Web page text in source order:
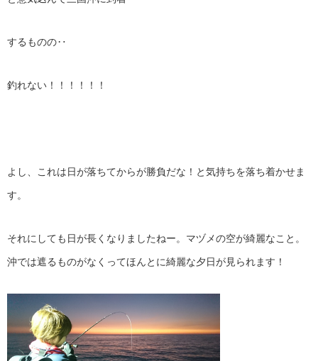
するものの‥
釣れない！！！！！！
よし、これは日が落ちてからが勝負だな！と気持ちを落ち着かせま
す。
それにしても日が長くなりましたねー。マヅメの空が綺麗なこと。
沖では遮るものがなくってほんとに綺麗な夕日が見られます！